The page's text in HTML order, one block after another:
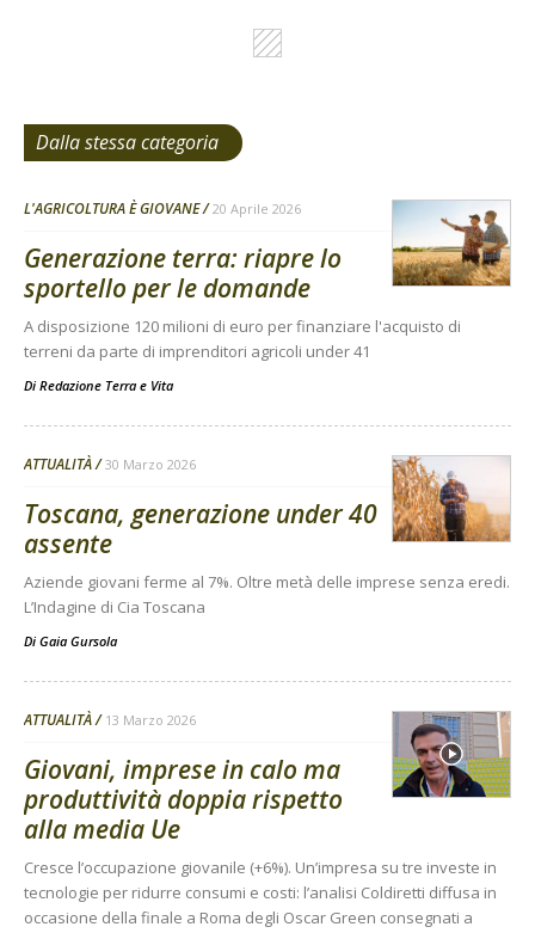
Dalla stessa categoria
L'AGRICOLTURA È GIOVANE 20 Aprile 2026
Generazione terra: riapre lo
sportello per le domande
A disposizione 120 milioni di euro per finanziare l'acquisto di
terreni da parte di imprenditori agricoli under 41
Di Redazione Terra e Vita
ATTUALITÀ 30 Marzo 2026
Toscana, generazione under 40
assente
Aziende giovani ferme al 7%. Oltre metà delle imprese senza eredi.
L’Indagine di Cia Toscana
Di Gaia Gursola
ATTUALITÀ 13 Marzo 2026
Giovani, imprese in calo ma
produttività doppia rispetto
alla media Ue
Cresce l’occupazione giovanile (+6%). Un’impresa su tre investe in
tecnologie per ridurre consumi e costi: l’analisi Coldiretti diffusa in
occasione della finale a Roma degli Oscar Green consegnati a